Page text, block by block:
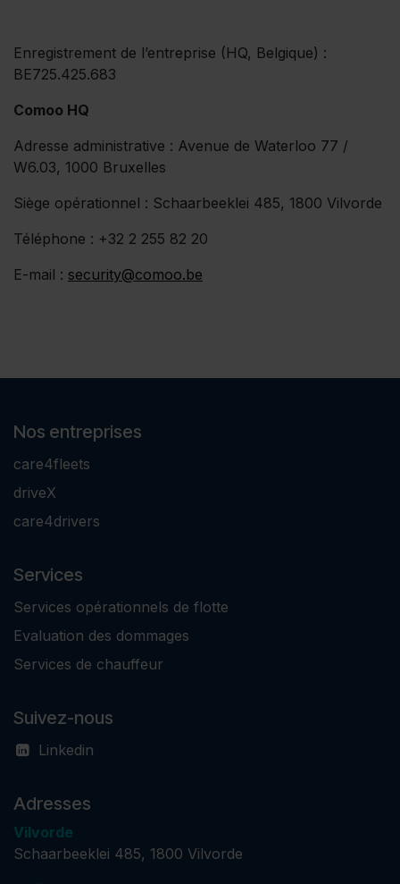
Enregistrement de l’entreprise (HQ, Belgique) :
BE725.425.683
Comoo HQ
Adresse administrative : Avenue de Waterloo 77 /
W6.03, 1000 Bruxelles
Siège opérationnel : Schaarbeeklei 485, 1800 Vilvorde
Téléphone : +32 2 255 82 20
E-mail : security@comoo.be
Nos entreprises
care4fleets
driveX
care4drivers
Services
Services opérationnels de flotte
Evaluation des dommages
Services de chauffeur
Suivez-nous
Linkedin
Adresses
Vilvorde
Schaarbeeklei 485, 1800 Vilvorde